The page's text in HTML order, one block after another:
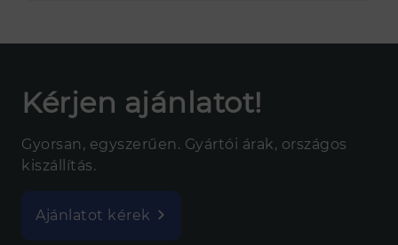
Kérjen ajánlatot!
Gyorsan, egyszerűen. Gyártói árak, országos
kiszállítás.
Ajánlatot kérek